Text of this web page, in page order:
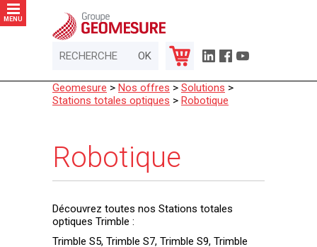
MENU
Geomesure > Nos offres > Solutions >
Stations totales optiques > Robotique
Robotique
Découvrez toutes nos Stations totales
optiques Trimble :
Trimble S5, Trimble S7, Trimble S9, Trimble
Panneau de gestion des cookies